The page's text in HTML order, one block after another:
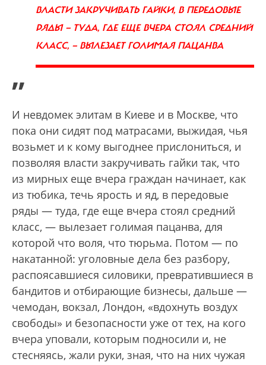
ВЛАСТИ ЗАКРУЧИВАТЬ ГАЙКИ, В ПЕРЕДОВЫЕ
РЯДЫ — ТУДА, ГДЕ ЕЩЕ ВЧЕРА СТОЯЛ СРЕДНИЙ
КЛАСС, — ВЫЛЕЗАЕТ ГОЛИМАЯ ПАЦАНВА
”
И невдомек элитам в Киеве и в Москве, что
пока они сидят под матрасами, выжидая, чья
возьмет и к кому выгоднее прислониться, и
позволяя власти закручивать гайки так, что
из мирных еще вчера граждан начинает, как
из тюбика, течь ярость и яд, в передовые
ряды — туда, где еще вчера стоял средний
класс, — вылезает голимая пацанва, для
которой что воля, что тюрьма. Потом — по
накатанной: уголовные дела без разбору,
распоясавшиеся силовики, превратившиеся в
бандитов и отбирающие бизнесы, дальше —
чемодан, вокзал, Лондон, «вдохнуть воздух
свободы» и безопасности уже от тех, на кого
вчера уповали, которым подносили и, не
стесняясь, жали руки, зная, что на них чужая